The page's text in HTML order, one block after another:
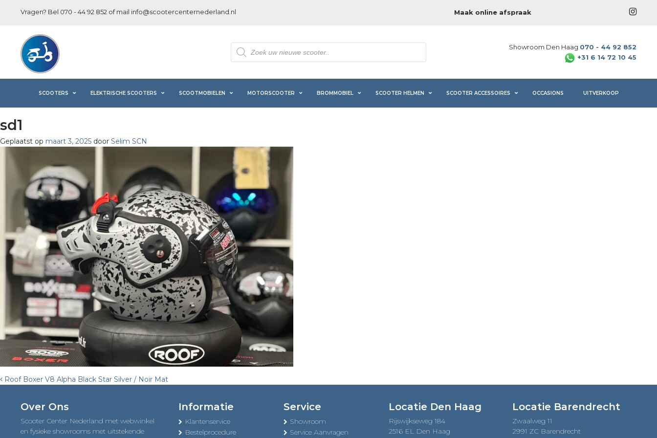
Vragen? Bel 070 - 44 92 852 of mail info@scootercenternederland.nl Maak online afspraak
Producten
zoeken
Showroom Den Haag 070 - 44 92 852
+31 6 14 72 10 45
SCOOTERS ELEKTRISCHE SCOOTERS SCOOTMOBIELEN MOTORSCOOTER BROMMOBIEL SCOOTER HELMEN SCOOTER ACCESSOIRES OCCASIONS UITVERKOOP
sd1
Geplaatst op maart 3, 2025 door Selim SCN
Post
navigation
Roof Boxer V8 Alpha Black Star Silver / Noir Mat
Over Ons
Scooter Center Nederland met webwinkel
en fysieke showrooms met uitstekende
Informatie
Klantenservice
Bestelprocedure
Service
Showroom
Service Aanvragen
Locatie Den Haag
Rijswijkseweg 184
2516 EL Den Haag
Locatie Barendrecht
Zwaalweg 11
2991 ZC Barendrecht